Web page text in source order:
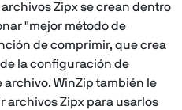
Zipx se crean dentro
"mejor método de
de comprimir, que crea
la configuración de
WinZip también le
archivos Zipx para usarlos